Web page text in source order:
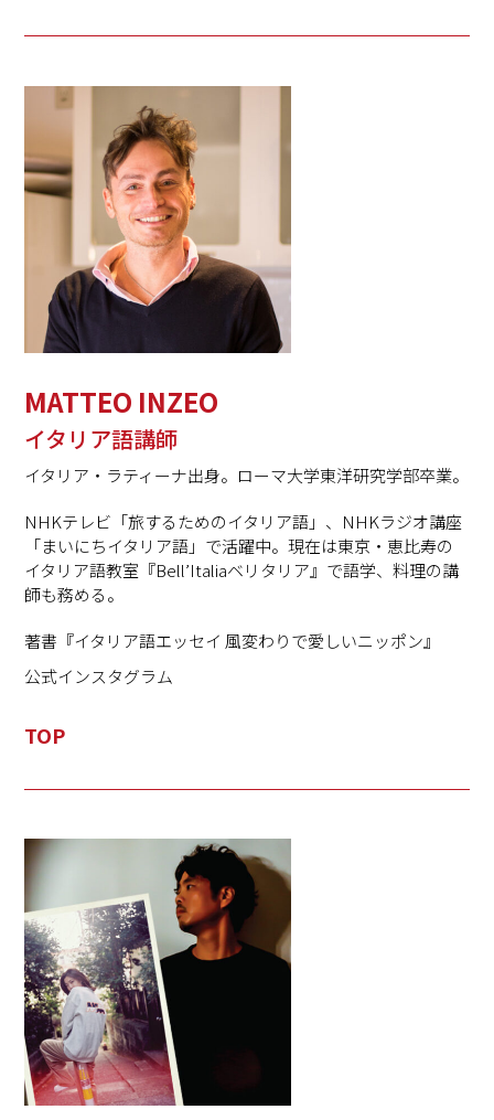
MATTEO INZEO
イタリア語講師
イタリア・ラティーナ出身。ローマ大学東洋研究学部卒業。
NHKテレビ「旅するためのイタリア語」、NHKラジオ講座
「まいにちイタリア語」で活躍中。現在は東京・恵比寿の
イタリア語教室『Bell’Italiaベリタリア』で語学、料理の講
師も務める。
著書『イタリア語エッセイ 風変わりで愛しいニッポン』
公式インスタグラム
TOP